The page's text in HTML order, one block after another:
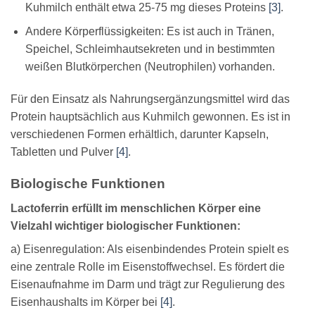
Kuhmilch enthält etwa 25-75 mg dieses Proteins [3].
Andere Körperflüssigkeiten: Es ist auch in Tränen,
Speichel, Schleimhautsekreten und in bestimmten
weißen Blutkörperchen (Neutrophilen) vorhanden.
Für den Einsatz als Nahrungsergänzungsmittel wird das
Protein hauptsächlich aus Kuhmilch gewonnen. Es ist in
verschiedenen Formen erhältlich, darunter Kapseln,
Tabletten und Pulver [4].
Biologische Funktionen
Lactoferrin erfüllt im menschlichen Körper eine
Vielzahl wichtiger biologischer Funktionen:
a) Eisenregulation: Als eisenbindendes Protein spielt es
eine zentrale Rolle im Eisenstoffwechsel. Es fördert die
Eisenaufnahme im Darm und trägt zur Regulierung des
Eisenhaushalts im Körper bei [4].